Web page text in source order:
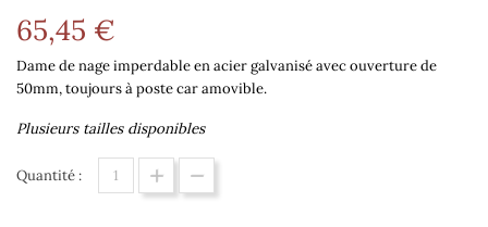
65,45 €
Dame de nageimperdableen acier galvaniséavec ouverture de
50mm,toujours à poste car amovible.
Plusieurs tailles disponibles
Quantité :